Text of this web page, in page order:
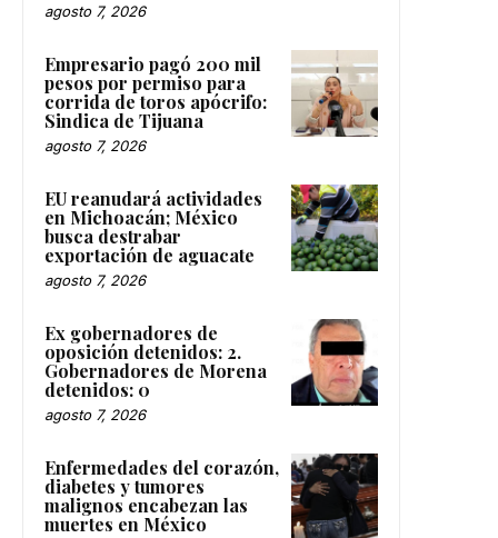
agosto 7, 2026
Empresario pagó 200 mil
pesos por permiso para
corrida de toros apócrifo:
Sindica de Tijuana
agosto 7, 2026
EU reanudará actividades
en Michoacán; México
busca destrabar
exportación de aguacate
agosto 7, 2026
Ex gobernadores de
oposición detenidos: 2.
Gobernadores de Morena
detenidos: 0
agosto 7, 2026
Enfermedades del corazón,
diabetes y tumores
malignos encabezan las
muertes en México